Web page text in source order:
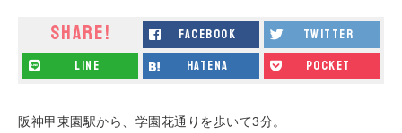
SHARE! facebook twitter
line hatena pocket
阪神甲東園駅から、学園花通りを歩いて3分。